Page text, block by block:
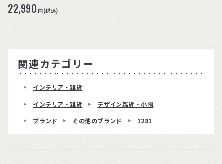
22,990 円(税込)
関連カテゴリー
インテリア・雑貨
インテリア・雑貨
デザイン雑貨・小物
ブランド
その他のブランド 1281